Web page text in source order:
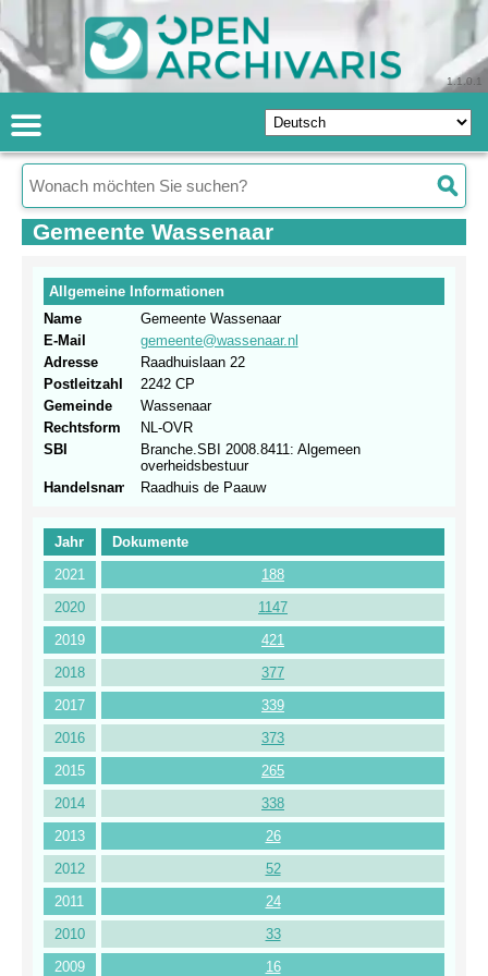
1.1.0.1
Gemeente Wassenaar
Jahr
Dokumente
2021
188
2020
1147
2019
421
2018
377
2017
339
2016
373
2015
265
2014
338
2013
26
2012
52
2011
24
2010
33
2009
16
Allgemeine Informationen
Name
Gemeente Wassenaar
E-Mail
gemeente@wassenaar.nl
Adresse
Raadhuislaan 22
Postleitzahl
2242 CP
Gemeinde
Wassenaar
Rechtsform
NL-OVR
SBI
Branche.SBI 2008.8411: Algemeen
overheidsbestuur
HandelsnamenRaadhuis de Paauw